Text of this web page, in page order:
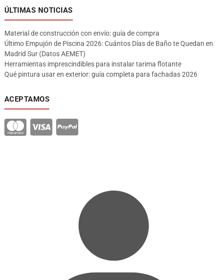
ÚLTIMAS NOTICIAS
Material de construcción con envío: guía de compra
Último Empujón de Piscina 2026: Cuántos Días de Baño te Quedan en
Madrid Sur (Datos AEMET)
Herramientas imprescindibles para instalar tarima flotante
Qué pintura usar en exterior: guía completa para fachadas 2026
ACEPTAMOS